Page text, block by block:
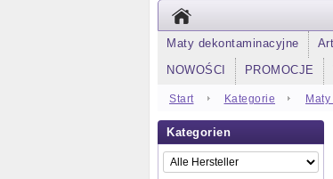
Maty dekontaminacyjne
NOWOŚCI
PROMOCJE
Start Kategorie
Kategorien